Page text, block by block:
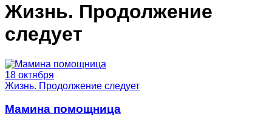
Жизнь. Продолжение
следует
18 октября
Жизнь. Продолжение следует
Мамина помощница